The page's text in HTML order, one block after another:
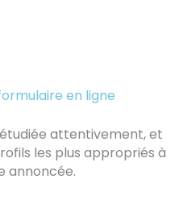
en ligne
attentivement, et
les plus appropriés à
annoncée.